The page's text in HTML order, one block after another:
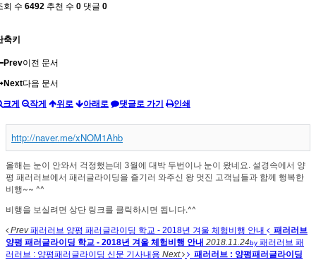
회 수 6492 추천 수 0 댓글 0
축키
Prev이전 문서
Next다음 문서
크게 작게 위로 아래로 댓글로 가기 인쇄
http://naver.me/xNOM1Ahb
올해는 눈이 안와서 걱정했는데 3월에 대박 두번이나 눈이 왔네요. 설경속에서 양
평 패러러브에서 패러글라이딩을 즐기러 와주신 왕 멋진 고객님들과 함께 행복한
비행~~ ^^
비행을 보실려면 상단 링크를 클릭하시면 됩니다.^^
Prev패러러브 양평 패러글라이딩 학교 - 2018년 겨울 체험비행 안내
패러러브
양평 패러글라이딩 학교 - 2018년 겨울 체험비행 안내 2018.11.24by 패러러브 패
러러브 : 양평패러글라이딩 신문 기사내용 Next
패러러브 : 양평패러글라이딩